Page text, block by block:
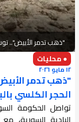
"ذهب تدمر الأبيض"..
● محليات
١٢ مايو ٢٠٢٦
"ذهب تدمر
الحجر الكلسي
تواصل الحكومة